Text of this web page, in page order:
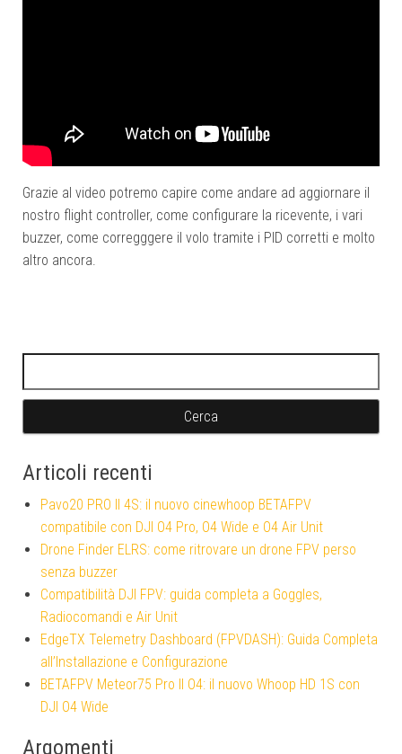
Grazie al video potremo capire come andare ad aggiornare il
nostro flight controller, come configurare la ricevente, i vari
buzzer, come corregggere il volo tramite i PID corretti e molto
altro ancora.
Articoli recenti
Pavo20 PRO II 4S: il nuovo cinewhoop BETAFPV
compatibile con DJI O4 Pro, O4 Wide e O4 Air Unit
Drone Finder ELRS: come ritrovare un drone FPV perso
senza buzzer
Compatibilità DJI FPV: guida completa a Goggles,
Radiocomandi e Air Unit
EdgeTX Telemetry Dashboard (FPVDASH): Guida Completa
all’Installazione e Configurazione
BETAFPV Meteor75 Pro II O4: il nuovo Whoop HD 1S con
DJI O4 Wide
Argomenti